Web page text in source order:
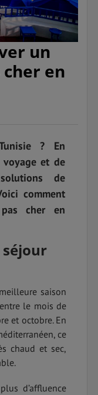
un
en
? En
et de
de
comment
cher en
saison
le mois de
et octobre. En
ce
chaud et sec,
d’affluence